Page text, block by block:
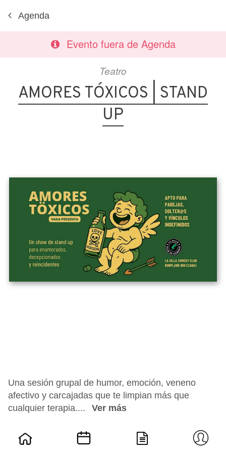
Agenda
Evento fuera de Agenda
Teatro
AMORES TÓXICOS | STAND
UP
Una sesión grupal de humor, emoción, veneno
afectivo y carcajadas que te limpian más que
cualquier terapia....
Ver más